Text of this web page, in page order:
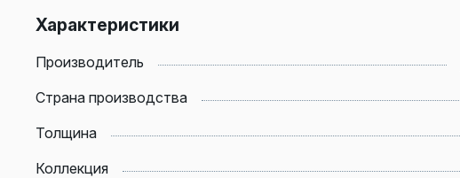
Характеристики
Производитель
Страна производства
Толщина
Коллекция